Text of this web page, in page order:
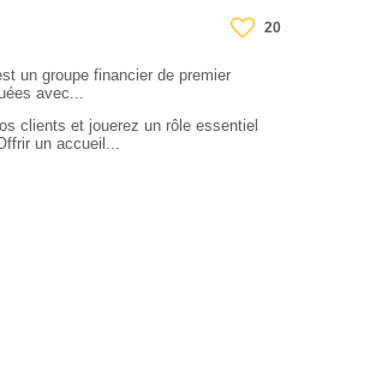
20
un groupe financier de premier
avec...
clients et jouerez un rôle essentiel
un accueil...